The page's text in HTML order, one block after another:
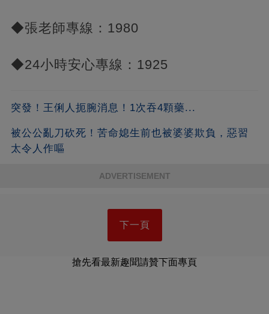
◆張老師專線：1980
◆24小時安心專線：1925
突發！王俐人扼腕消息！1次吞4顆藥...
被公公亂刀砍死！苦命媳生前也被婆婆欺負，惡習
太令人作嘔
ADVERTISEMENT
下一頁
搶先看最新趣聞請贊下面專頁